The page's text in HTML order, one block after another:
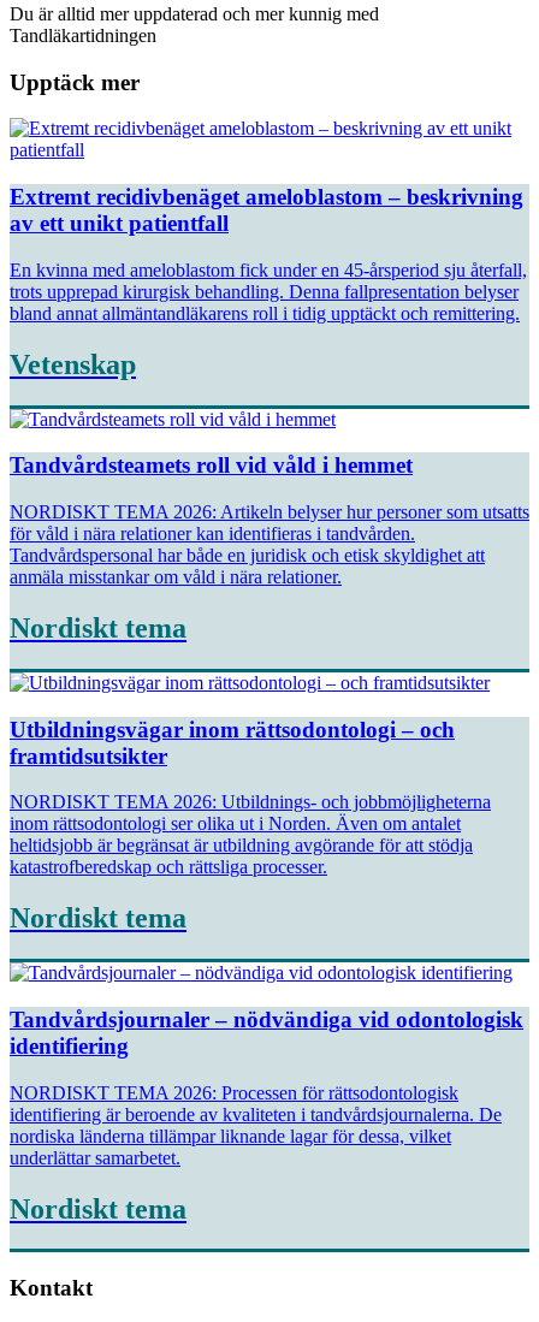
Du är alltid mer uppdaterad och mer kunnig med
Tandläkartidningen
Upptäck mer
Extremt recidivbenäget ameloblastom – beskrivning
av ett unikt patientfall
En kvinna med ameloblastom fick under en 45-årsperiod sju återfall,
trots upprepad kirurgisk behandling. Denna fallpresentation belyser
bland annat allmäntandläkarens roll i tidig upptäckt och remittering.
Vetenskap
Tandvårdsteamets roll vid våld i hemmet
NORDISKT TEMA 2026: Artikeln belyser hur personer som utsatts
för våld i nära relationer kan identifieras i tandvården.
Tandvårdspersonal har både en juridisk och etisk skyldighet att
anmäla misstankar om våld i nära relationer.
Nordiskt tema
Utbildningsvägar inom rättsodontologi – och
framtidsutsikter
NORDISKT TEMA 2026: Utbildnings- och jobbmöjligheterna
inom rättsodontologi ser olika ut i Norden. Även om antalet
heltidsjobb är begränsat är utbildning avgörande för att stödja
katastrofberedskap och rättsliga processer.
Nordiskt tema
Tandvårdsjournaler – nödvändiga vid odontologisk
identifiering
NORDISKT TEMA 2026: Processen för rättsodontologisk
identifiering är beroende av kvaliteten i tandvårdsjournalerna. De
nordiska länderna tillämpar liknande lagar för dessa, vilket
underlättar samarbetet.
Nordiskt tema
Kontakt